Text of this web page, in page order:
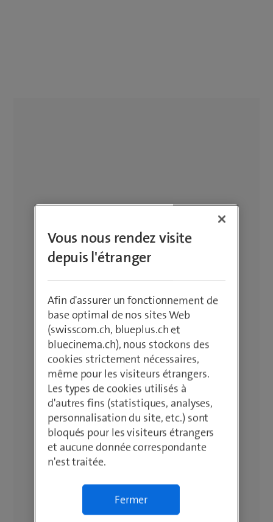
Vous nous rendez visite
depuis l'étranger
Afin d'assurer un fonctionnement de
base optimal de nos sites Web
(swisscom.ch, blueplus.ch et
bluecinema.ch), nous stockons des
cookies strictement nécessaires,
même pour les visiteurs étrangers.
Les types de cookies utilisés à
d'autres fins (statistiques, analyses,
personnalisation du site, etc.) sont
bloqués pour les visiteurs étrangers
et aucune donnée correspondante
n'est traitée.
Fermer